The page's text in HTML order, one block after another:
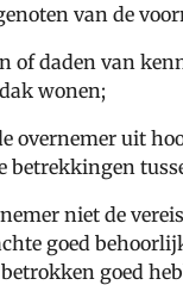
van de
of daden van
wonen;
overnemer uit
betrekkingen
niet de
goed
goed